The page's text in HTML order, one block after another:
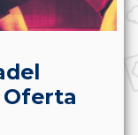
Oferta